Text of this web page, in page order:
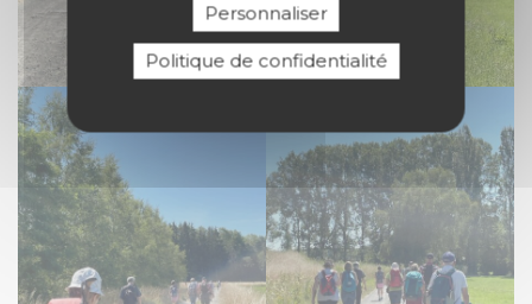
Personnaliser
Politique de confidentialité